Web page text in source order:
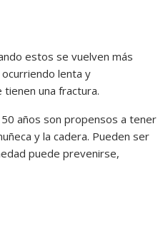
estos se vuelven más
lenta y
una fractura.
años son propensos a tener
y la cadera. Pueden ser
puede prevenirse,